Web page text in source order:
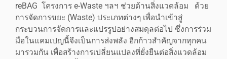
reBAG โครงการ e-Waste ฯลฯ ช่วยด้านสิ่งแวดล้อม ด้วย
การจัดการขยะ (Waste) ประเภทต่างๆ เพื่อนำเข้าสู่
กระบวนการจัดการและแปรรูปอย่างสมดุลต่อไป ซึ่งการร่วม
มือในแคมเปญนี้จึงเป็นการส่งพลัง อีกก้าวสำคัญจากทุกคน
มารวมกัน เพื่อสร้างการเปลี่ยนแปลงที่ยั่งยืนต่อสิ่งแวดล้อม